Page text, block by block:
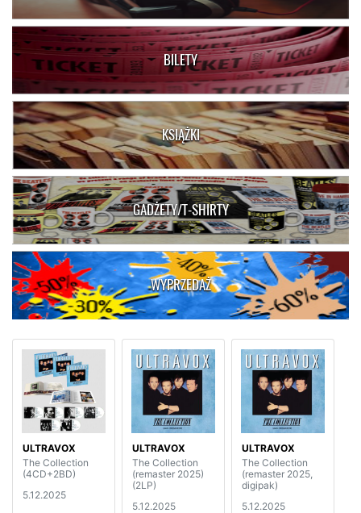
BILETY
KSIĄŻKI
GADŻETY/T-SHIRTY
WYPRZEDAŻ
ULTRAVOX
The Collection
(4CD+2BD)
5.12.2025
ULTRAVOX
The Collection
(remaster 2025)
(2LP)
5.12.2025
ULTRAVOX
The Collection
(remaster 2025,
digipak)
5.12.2025